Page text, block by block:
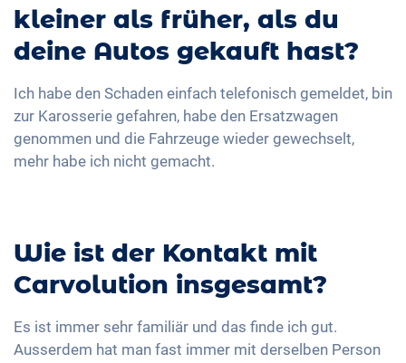
kleiner als früher, als du
deine Autos gekauft hast?
Ich habe den Schaden einfach telefonisch gemeldet, bin
zur Karosserie gefahren, habe den Ersatzwagen
genommen und die Fahrzeuge wieder gewechselt,
mehr habe ich nicht gemacht.
Wie ist der Kontakt mit
Carvolution insgesamt?
Es ist immer sehr familiär und das finde ich gut.
Ausserdem hat man fast immer mit derselben Person